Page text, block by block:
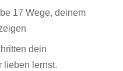
17 Wege, deinem
dein
lieben lernst.